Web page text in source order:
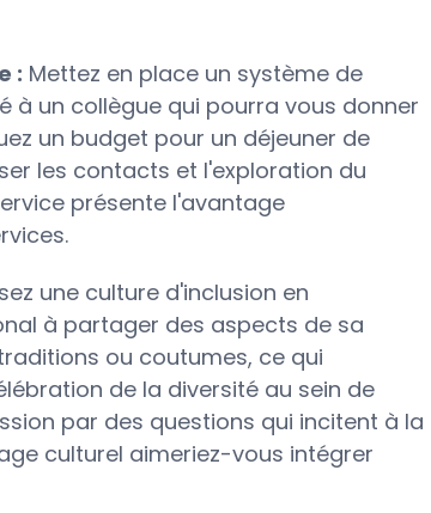
: Mettez en place un système de
à un collègue qui pourra vous donner
un budget pour un déjeuner de
les contacts et l'exploration du
présente l'avantage
une culture d'inclusion en
à partager des aspects de sa
ou coutumes, ce qui
de la diversité au sein de
par des questions qui incitent à la
culturel aimeriez-vous intégrer